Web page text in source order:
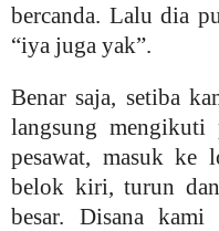
bercanda. Lalu dia
“iya juga yak”.
Benar saja, setiba
langsung
pesawat, masuk ke
belok kiri, turun
besar. Disana kami